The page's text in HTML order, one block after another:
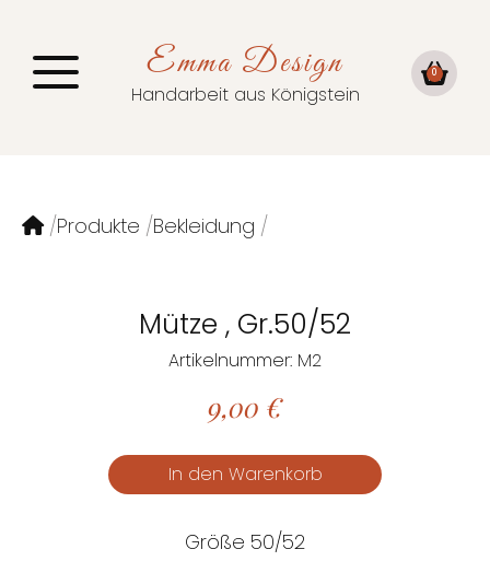
Emma Design
Handarbeit aus Königstein
0
Produkte Bekleidung
Mütze , Gr.50/52
Artikelnummer: M2
9,00 €
Größe 50/52